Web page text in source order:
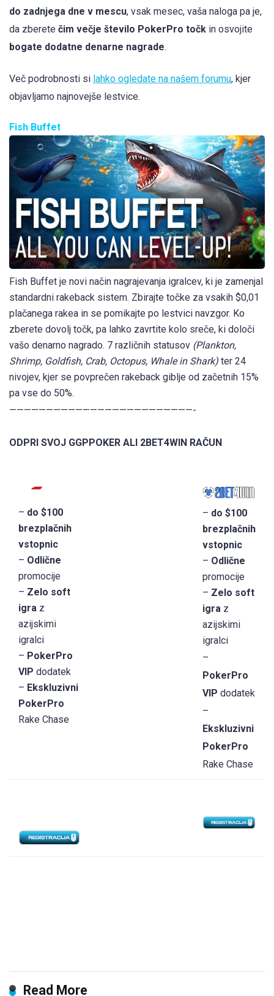
do zadnjega dne v mescu, vsak mesec, vaša naloga pa je,
da zberete čim večje število PokerPro točk in osvojite
bogate dodatne denarne nagrade.
Več podrobnosti si lahko ogledate na našem forumu, kjer
objavljamo najnovejše lestvice.
Fish Buffet
Fish Buffet je novi način nagrajevanja igralcev, ki je zamenjal
standardni rakeback sistem. Zbirajte točke za vsakih $0,01
plačanega rakea in se pomikajte po lestvici navzgor. Ko
zberete dovolj točk, pa lahko zavrtite kolo sreče, ki določi
vašo denarno nagrado. 7 različnih statusov (Plankton,
Shrimp, Goldfish, Crab, Octopus, Whale in Shark) ter 24
nivojev, kjer se povprečen rakeback giblje od začetnih 15%
pa vse do 50%.
—————————————————————————-
ODPRI SVOJ GGPPOKER ALI 2BET4WIN RAČUN
– do $100
brezplačnih
vstopnic
– Odlične
promocije
– Zelo soft
igra z
azijskimi
igralci
– PokerPro
VIP dodatek
– Ekskluzivni
PokerPro
Rake Chase
– do $100
brezplačnih
vstopnic
– Odlične
promocije
– Zelo soft
igra z
azijskimi
igralci
–
PokerPro
VIP dodatek
–
Ekskluzivni
PokerPro
Rake Chase
Read More